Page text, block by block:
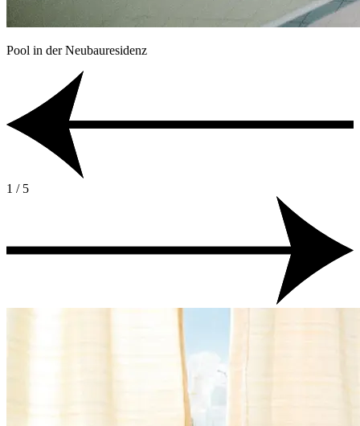
Pool in der Neubauresidenz
1 / 5